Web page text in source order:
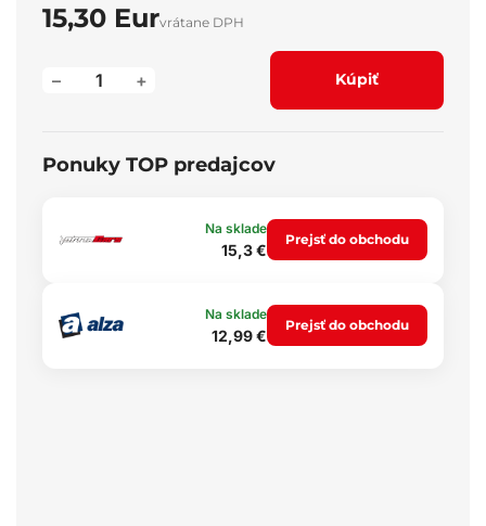
15,30 Eurvrátane DPH
+
– Kúpiť
Ponuky TOP predajcov
Na sklade
15,3 €
Prejsť do obchodu
Na sklade
12,99 €
Prejsť do obchodu